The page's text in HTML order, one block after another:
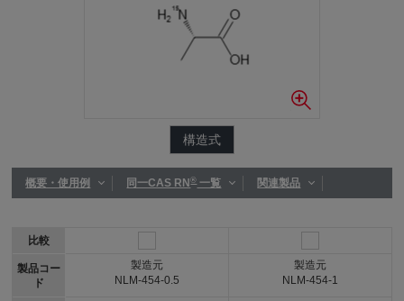
構造式
概要・使用例 同一CAS RN®一覧 関連製品
比較
製品コー
ド
製造元
NLM-454-0.5
製造元
NLM-454-1